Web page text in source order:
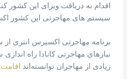
اقدام به دریافت ویزای این کشور
سیستم های مهاجرتی این کشور
نیازهای مهاجرتی کانادا راه اندازی
زیادی از مهاجران توانسته‌اند